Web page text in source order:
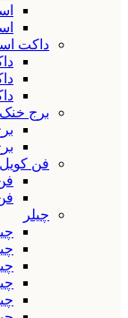
داکت
برج خنک
فن کویل
چیلر